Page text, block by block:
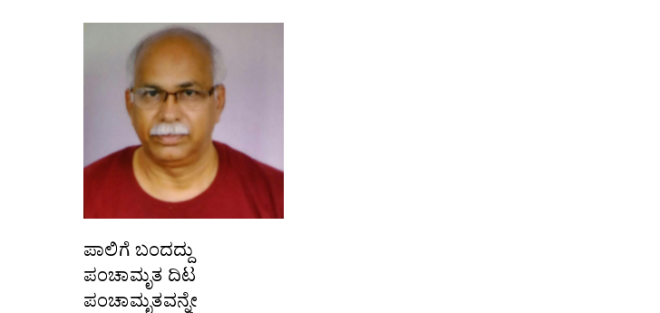
ಪಾಲಿಗೆ ಬಂದದ್ದು
ಪಂಚಾಮೃತ ದಿಟ
ಪಂಚಾಮೃತವನ್ನೇ